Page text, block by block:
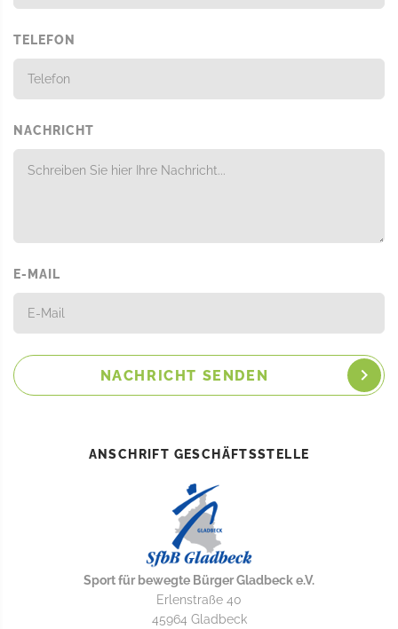
TELEFON
NACHRICHT
E-MAIL
NACHRICHT SENDEN
ANSCHRIFT GESCHÄFTSSTELLE
Sport für bewegte Bürger Gladbeck e.V.
Erlenstraße 40
45964 Gladbeck